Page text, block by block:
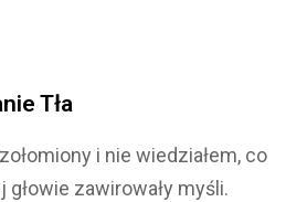
Tła
i nie wiedziałem, co
zawirowały myśli.